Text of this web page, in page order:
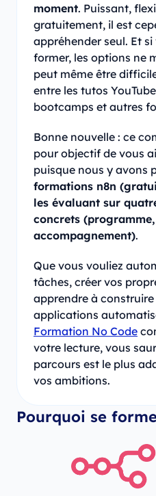
moment. Puissant,
gratuitement, il est
appréhender seul. Et
former, les options ne
peut même être
entre les tutos
bootcamps et autres
Bonne nouvelle : ce
pour objectif de vous
puisque nous y avons
formations n8n
les évaluant sur
concrets
accompagnement).
Que vous vouliez
tâches, créer vos
apprendre à
applications
Formation No Code
votre lecture, vous
parcours est le plus
vos ambitions.
Pourquoi se